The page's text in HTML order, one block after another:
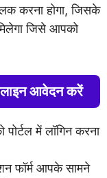
करना होगा, जिसके
जिसे आपको
आवेदन करें
में लॉगिन करना
फॉर्म आपके सामने